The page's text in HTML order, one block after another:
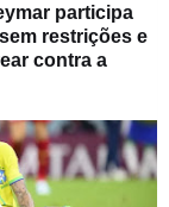
participa
restrições e
contra a